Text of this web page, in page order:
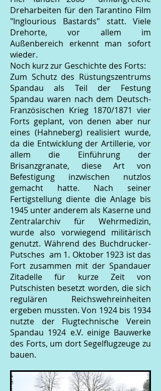
Dreharbeiten für den Tarantino Film
"Inglourious Bastards" statt. Viele
Drehorte, vor allem im
Außenbereich erkennt man sofort
wieder.
Noch kurz zur Geschichte des Forts:
Zum Schutz des Rüstungszentrums
Spandau als Teil der Festung
Spandau waren nach dem Deutsch-
Französischen Krieg 1870/1871 vier
Forts geplant, von denen aber nur
eines (Hahneberg) realisiert wurde,
da die Entwicklung der Artillerie, vor
allem die Einführung der
Brisanzgranate, diese Art von
Befestigung inzwischen nutzlos
gemacht hatte. Nach seiner
Fertigstellung diente die Anlage bis
1945 unter anderem als Kaserne und
Zentralarchiv für Wehrmedizin,
wurde also vorwiegend militärisch
genutzt. Während des Buchdrucker-
Putsches am 1. Oktober 1923 ist das
Fort zusammen mit der Spandauer
Zitadelle für kurze Zeit von
Putschisten besetzt worden, die sich
regulären Reichswehreinheiten
ergeben mussten. Von 1924 bis 1934
nutzte der Flugtechnische Verein
Spandau 1924 e.V. einige Bauwerke
des Forts, um dort Segelflugzeuge zu
bauen.